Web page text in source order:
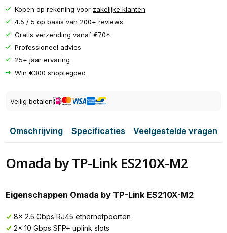
Kopen op rekening voor zakelijke klanten
4.5 / 5 op basis van 200+ reviews
Gratis verzending vanaf€70*
Professioneel advies
25+ jaar ervaring
Win €300 shoptegoed
Veilig betalen
Omschrijving Specificaties Veelgestelde vragen
Omada by TP-Link ES210X-M2
Eigenschappen Omada by TP-Link ES210X-M2
8× 2.5 Gbps RJ45 ethernetpoorten
2× 10 Gbps SFP+ uplink slots